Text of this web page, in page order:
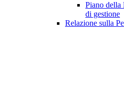
Piano della
di gestione
Relazione sulla